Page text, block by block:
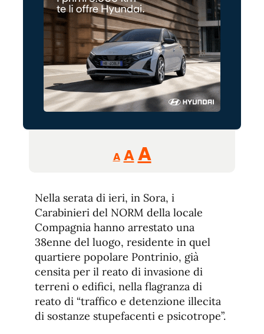
A
Reducir
tamaño
A Restablecer
de
fuente
AAumentar
de
fuente.
Nella serata di ieri, in Sora, i
Carabinieri del NORM della locale
Compagnia hanno arrestato una
38enne del luogo, residente in quel
quartiere popolare Pontrinio, già
censita per il reato di invasione di
terreni o edifici, nella flagranza di
reato di “traffico e detenzione illecita
di sostanze stupefacenti e psicotrope”.